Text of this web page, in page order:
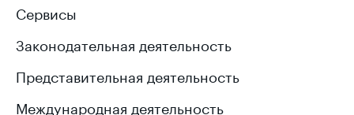
Сервисы
Законодательная деятельность
Представительная деятельность
Международная деятельность